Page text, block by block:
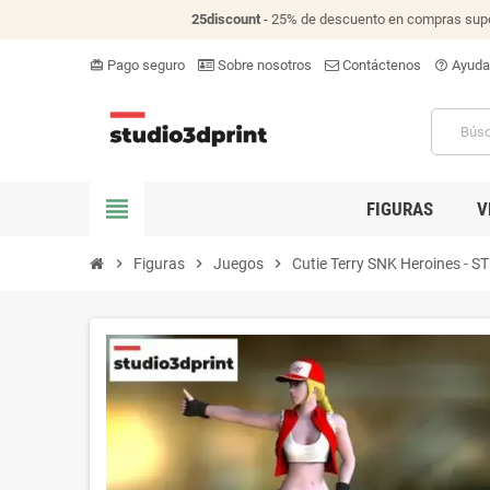
25discount- 25% de descuento en compras
card_giftcard Pago seguro Sobre nosotros Contáctenos help_outline Ayuda
view_headline FIGURAS
chevron_right Figuras chevron_right Juegos chevron_right Cutie Terry SNK Heroines -